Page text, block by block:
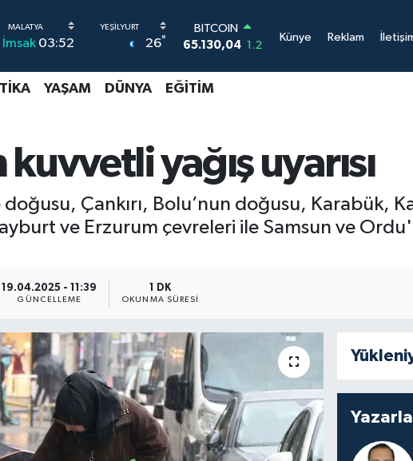
İmsak03:52 26°
DOLAR
47,7106 0.17
55,1652
6648.99
BİST100
13.773
-19
Künye Reklam
YAŞAM DÜNYA EĞITIM
yağış uyarısı
doğusu, Çankırı, Bolu’nun doğusu, Karabük,
ve Erzurum çevreleri ile Samsun ve
19.04.2025 - 11:39
GÜNCELLEME
1 DK
OKUNMA SÜRESI